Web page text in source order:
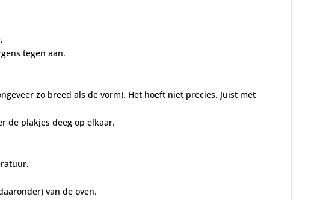
tegen aan.
zo breed als de vorm). Het hoeft niet precies. Juist met
de plakjes deeg op elkaar.
van de oven.